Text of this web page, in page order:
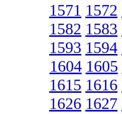
1571 1572
1582 1583
1593 1594
1604 1605
1615 1616
1626 1627